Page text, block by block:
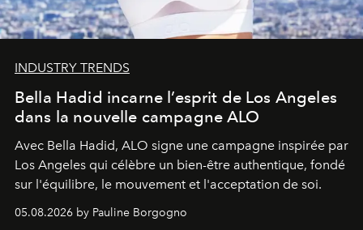
INDUSTRY TRENDS
Bella Hadid incarne l’esprit de Los Angeles
dans la nouvelle campagne ALO
Avec Bella Hadid, ALO signe une campagne inspirée par
Los Angeles qui célèbre un bien-être authentique, fondé
sur l'équilibre, le mouvement et l'acceptation de soi.
05.08.2026 by Pauline Borgogno